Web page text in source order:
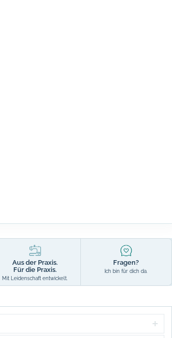
Aus der Praxis.
Für die Praxis.
Mit Leidenschaft entwickelt.
Fragen?
Ich bin für dich da.